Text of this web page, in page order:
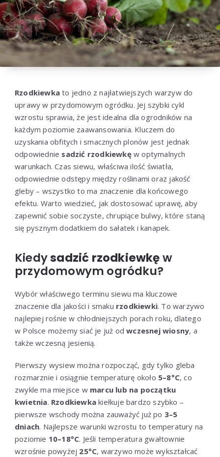
Rzodkiewka to jedno z najłatwiejszych warzyw do
uprawy w przydomowym ogródku. Jej szybki cykl
wzrostu sprawia, że jest idealna dla ogrodników na
każdym poziomie zaawansowania. Kluczem do
uzyskania obfitych i smacznych plonów jest jednak
odpowiednie sadzić rzodkiewkęw optymalnych
warunkach. Czas siewu, właściwa ilość światła,
odpowiednie odstępy między roślinami oraz jakość
gleby – wszystko to ma znaczenie dla końcowego
efektu. Warto wiedzieć, jak dostosować uprawę, aby
zapewnić sobie soczyste, chrupiące bulwy, które staną
się pysznym dodatkiem do sałatek i kanapek.
Kiedysadzić rzodkiewkęw
przydomowym ogródku?
Wybór właściwego terminu siewu ma kluczowe
znaczenie dla jakości i smaku rzodkiewki. To warzywo
najlepiej rośnie w chłodniejszych porach roku, dlatego
w Polsce możemy siać je już odwczesnej wiosny, a
także wczesną jesienią.
Pierwszy wysiew można rozpocząć, gdy tylko gleba
rozmarznie i osiągnie temperaturę około 5–8°C, co
zwykle ma miejsce w marcu lub na początku
kwietnia. Rzodkiewka kiełkuje bardzo szybko –
pierwsze wschody można zauważyć już po 3–5
dniach. Najlepsze warunki wzrostu to temperatury na
poziomie 10–18°C. Jeśli temperatura gwałtownie
wzrośnie powyżej 25°C, warzywo może wykształcać